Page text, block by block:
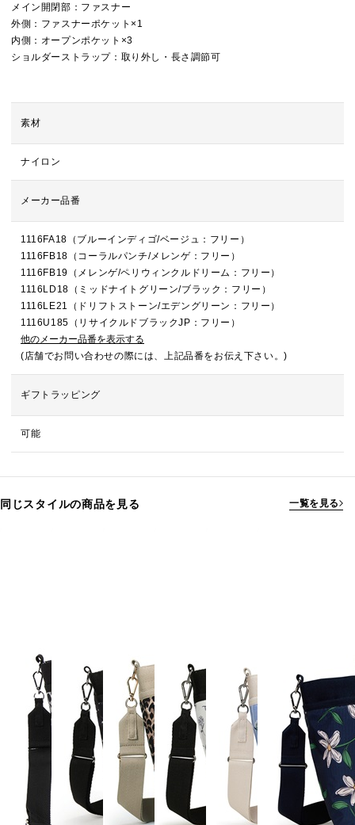
メイン開閉部：ファスナー
外側：ファスナーポケット×1
内側：オープンポケット×3
ショルダーストラップ：取り外し・長さ調節可
素材
ナイロン
メーカー品番
1116FA18（ブルーインディゴ/ベージュ：フリー）
1116FB18（コーラルパンチ/メレンゲ：フリー）
1116FB19（メレンゲ/ペリウィンクルドリーム：フリー）
1116LD18（ミッドナイトグリーン/ブラック：フリー）
1116LE21（ドリフトストーン/エデングリーン：フリー）
1116U185（リサイクルドブラックJP：フリー）
他のメーカー品番を表示する
(店舗でお問い合わせの際には、上記品番をお伝え下さい。)
ギフトラッピング
可能
同じスタイルの商品を見る 一覧を見る